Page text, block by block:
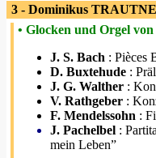
3 - Dominikus
• Glocken und Orgel
J. S. Bach : Pièces
D. Buxtehude :
J. G. Walther :
V. Rathgeber :
F. Mendelssohn :
J. Pachelbel :
mein Leben”